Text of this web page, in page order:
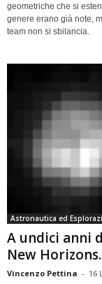
geometriche che si
genere erano già note,
team non si sbilancia.
Astronautica ed
A undici anni
New
Vincenzo Pettina - 16